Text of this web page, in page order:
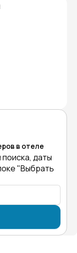
в отеле
даты
"Выбрать